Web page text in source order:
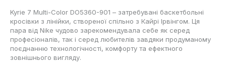
Kyrie 7 Multi-Color DO5360-901 – затребувані баскетбольні
кросівки з лінійки, створеної спільно з Кайрі Ірвінгом. Ця
пара від Nike чудово зарекомендувала себе як серед
професіоналів, так і серед любителів завдяки продуманому
поєднанню технологічності, комфорту та ефектного
зовнішнього вигляду.